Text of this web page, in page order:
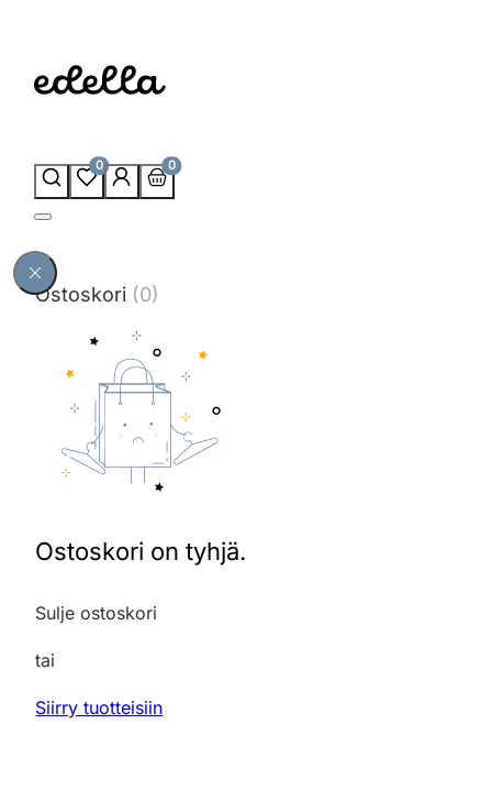
0 0
Ostoskori (0)
Ostoskori on tyhjä.
Sulje ostoskori
tai
Siirry tuotteisiin